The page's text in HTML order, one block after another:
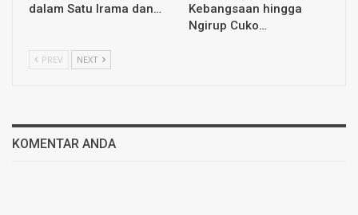
dalam Satu Irama dan…
Kebangsaan hingga
Ngirup Cuko…
PREV NEXT
KOMENTAR ANDA